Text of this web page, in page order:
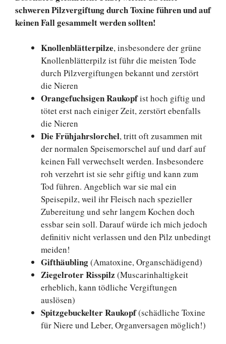
schweren Pilzvergiftung durch Toxine führen und auf
keinen Fall gesammelt werden sollten!
Knollenblätterpilze, insbesondere der grüne
Knollenblätterpilz ist führ die meisten Tode
durch Pilzvergiftungen bekannt und zerstört
die Nieren
Orangefuchsigen Raukopfist hoch giftig und
tötet erst nach einiger Zeit, zerstört ebenfalls
die Nieren
Die Frühjahrslorchel, tritt oft zusammen mit
der normalen Speisemorschel auf und darf auf
keinen Fall verwechselt werden. Insbesondere
roh verzehrt ist sie sehr giftig und kann zum
Tod führen. Angeblich war sie mal ein
Speisepilz, weil ihr Fleisch nach spezieller
Zubereitung und sehr langem Kochen doch
essbar sein soll. Darauf würde ich mich jedoch
definitiv nicht verlassen und den Pilz unbedingt
meiden!
Gifthäubling(Amatoxine, Organschädigend)
Ziegelroter Risspilz (Muscarinhaltigkeit
erheblich, kann tödliche Vergiftungen
auslösen)
Spitzgebuckelter Raukopf(schädliche Toxine
für Niere und Leber, Organversagen möglich!)